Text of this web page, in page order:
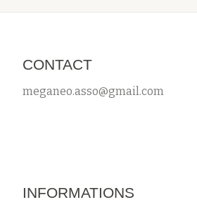
CONTACT
meganeo.asso@gmail.com
INFORMATIONS